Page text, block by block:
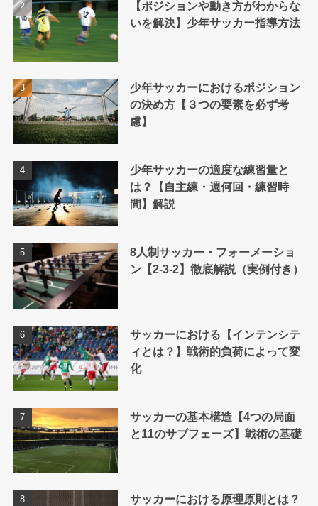
【ポジションや動き方がわからな
いを解決】少年サッカー指導方法
少年サッカーにおけるポジション
の決め方【３つの要素を必ず考
慮】
少年サッカーの適度な練習量と
は？【自主練・週何回・練習時
間】解説
8人制サッカー・フォーメーショ
ン【2-3-2】徹底解説（実例付き）
サッカーにおける【インテンシテ
ィとは？】戦術的負荷によって変
化
サッカーの基本構造【4つの局面
と11のサブフェーズ】戦術の基礎
サッカーにおける原理原則とは？